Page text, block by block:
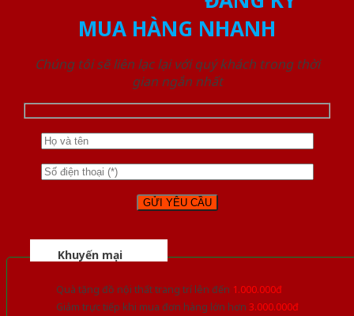
MUA HÀNG NHANH
Chúng tôi sẽ liên lạc lại với quý khách trong thời
gian ngắn nhất
Khuyến mại
Quà tặng đồ nội thất trang trí lên đến 1.000.000đ
Giảm trực tiếp khi mua đơn hàng lớn hơn 3.000.000đ